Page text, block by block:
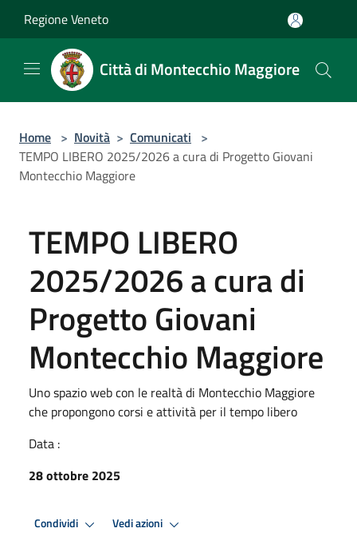
Regione Veneto
Città di Montecchio Maggiore
Home > Novità > Comunicati >
TEMPO LIBERO 2025/2026 a cura di Progetto Giovani
Montecchio Maggiore
TEMPO LIBERO
2025/2026 a cura di
Progetto Giovani
Montecchio Maggiore
Uno spazio web con le realtà di Montecchio Maggiore
che propongono corsi e attività per il tempo libero
Data :
28 ottobre 2025
Condividi Vedi azioni